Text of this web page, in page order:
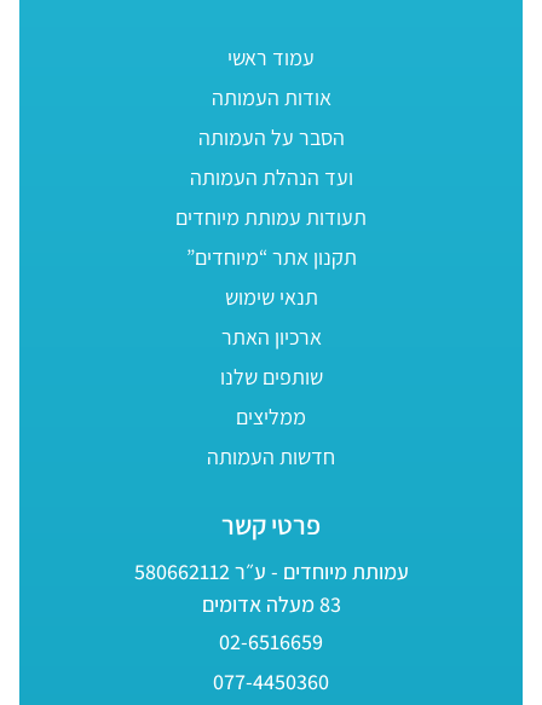
עמוד ראשי
אודות העמותה
הסבר על העמותה
ועד הנהלת העמותה
תעודות עמותת מיוחדים
תקנון אתר “מיוחדים”
תנאי שימוש
ארכיון האתר
שותפים שלנו
ממליצים
חדשות העמותה
פרטי קשר
עמותת מיוחדים - ע״ר 580662112
83 מעלה אדומים
02-6516659
077-4450360